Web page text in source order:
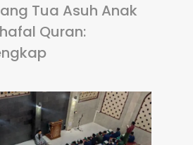
Tua Asuh Anak
Quran: